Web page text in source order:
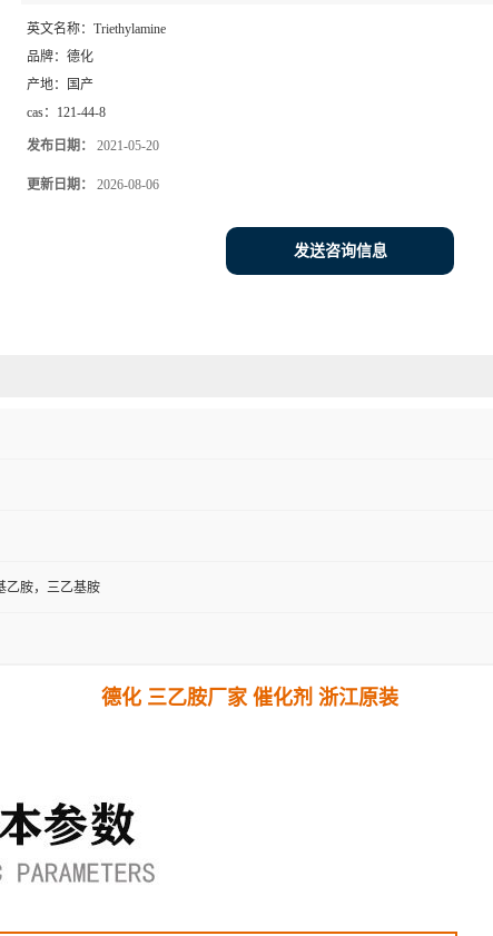
英文名称： Triethylamine
品牌： 德化
产地：
国产
cas： 121-44-8
发布日期： 2021-05-20
更新日期： 2026-08-06
发送咨询信息
乙胺，三乙基胺
德化 三乙胺厂家 催化剂 浙江原装